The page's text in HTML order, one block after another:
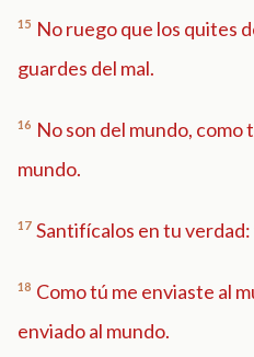
15 No ruego que los quites
guardes del mal.
16 No son del mundo, como
mundo.
17 Santifícalos en tu
18 Como tú me enviaste al
enviado al mundo.